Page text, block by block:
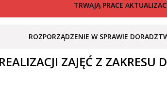
TRWAJĄ PRACE
ROZPORZĄDZENIE W SPRAWIE
ZAJĘĆ Z